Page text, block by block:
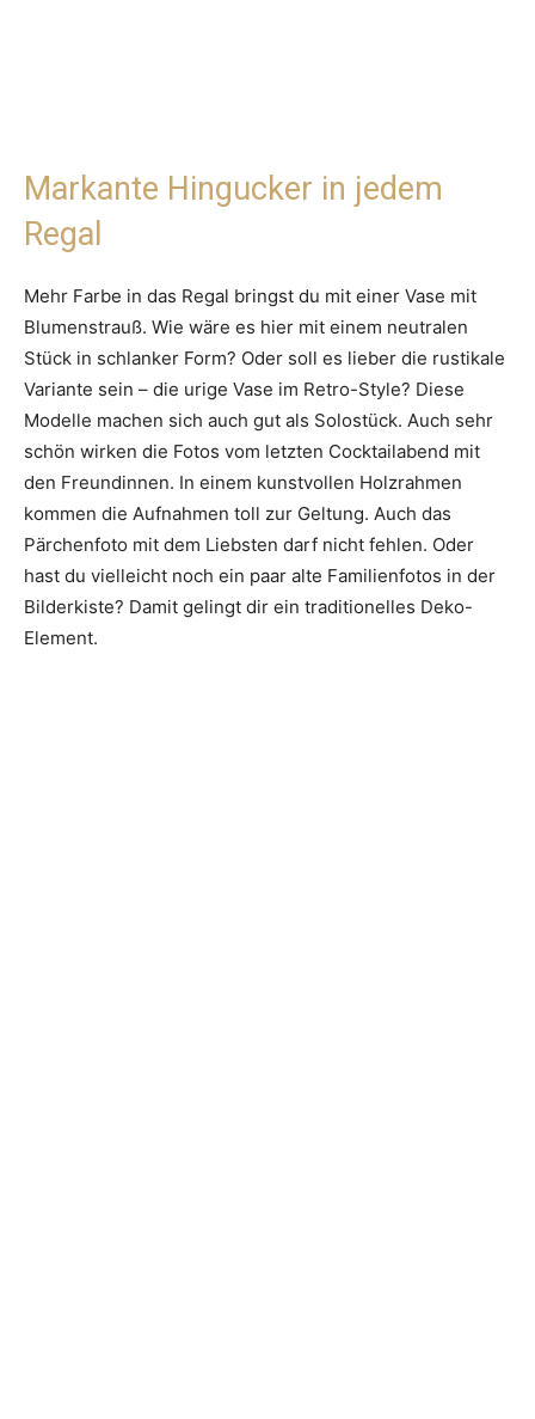
Markante Hingucker in jedem
Regal
Mehr Farbe in das Regal bringst du mit einer Vase mit
Blumenstrauß. Wie wäre es hier mit einem neutralen
Stück in schlanker Form? Oder soll es lieber die rustikale
Variante sein – die urige Vase im Retro-Style? Diese
Modelle machen sich auch gut als Solostück. Auch sehr
schön wirken die Fotos vom letzten Cocktailabend mit
den Freundinnen. In einem kunstvollen Holzrahmen
kommen die Aufnahmen toll zur Geltung. Auch das
Pärchenfoto mit dem Liebsten darf nicht fehlen. Oder
hast du vielleicht noch ein paar alte Familienfotos in der
Bilderkiste? Damit gelingt dir ein traditionelles Deko-
Element.